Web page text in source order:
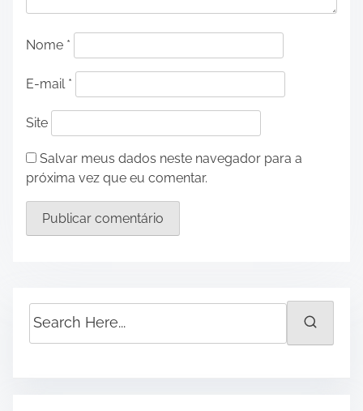
Nome *
E-mail *
Site
Salvar meus dados neste navegador para a
próxima vez que eu comentar.
e